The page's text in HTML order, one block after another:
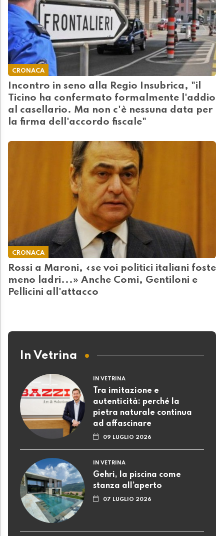
CRONACA
Incontro in seno alla Regio Insubrica, "il
Ticino ha confermato formalmente l'addio
al casellario. Ma non c'è nessuna data per
la firma dell'accordo fiscale"
CRONACA
Rossi a Maroni, «se voi politici italiani foste
meno ladri...» Anche Comi, Gentiloni e
Pellicini all'attacco
In Vetrina
IN VETRINA
Tra imitazione e
autenticità: perché la
pietra naturale continua
ad affascinare
09 LUGLIO 2026
IN VETRINA
Gehri, la piscina come
stanza all’aperto
07 LUGLIO 2026